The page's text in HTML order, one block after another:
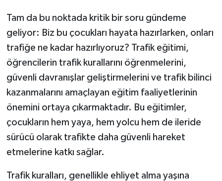
Tam da bu noktada kritik bir soru gündeme
geliyor: Biz bu çocukları hayata hazırlarken, onları
trafiğe ne kadar hazırlıyoruz? Trafik eğitimi,
öğrencilerin trafik kurallarını öğrenmelerini,
güvenli davranışlar geliştirmelerini ve trafik bilinci
kazanmalarını amaçlayan eğitim faaliyetlerinin
önemini ortaya çıkarmaktadır. Bu eğitimler,
çocukların hem yaya, hem yolcu hem de ileride
sürücü olarak trafikte daha güvenli hareket
etmelerine katkı sağlar.
Trafik kuralları, genellikle ehliyet alma yaşına